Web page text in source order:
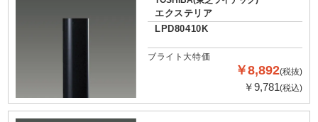
エクステリア
LPD80410K
ブライト大特価
￥8,892(税抜)
￥9,781(税込)